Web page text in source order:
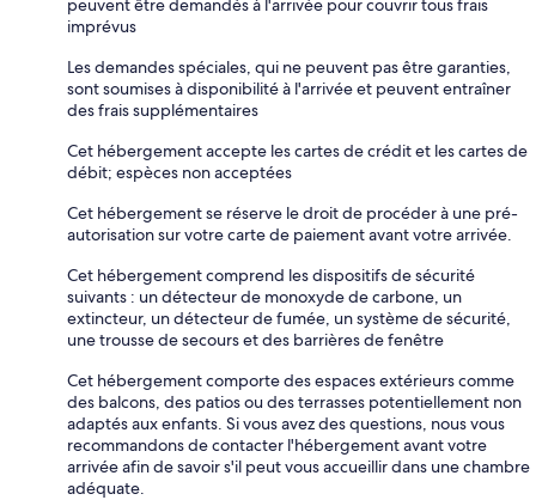
peuvent être demandés à l'arrivée pour couvrir tous frais
imprévus
Les demandes spéciales, qui ne peuvent pas être garanties,
sont soumises à disponibilité à l'arrivée et peuvent entraîner
des frais supplémentaires
Cet hébergement accepte les cartes de crédit et les cartes de
débit; espèces non acceptées
Cet hébergement se réserve le droit de procéder à une pré-
autorisation sur votre carte de paiement avant votre arrivée.
Cet hébergement comprend les dispositifs de sécurité
suivants : un détecteur de monoxyde de carbone, un
extincteur, un détecteur de fumée, un système de sécurité,
une trousse de secours et des barrières de fenêtre
Cet hébergement comporte des espaces extérieurs comme
des balcons, des patios ou des terrasses potentiellement non
adaptés aux enfants. Si vous avez des questions, nous vous
recommandons de contacter l'hébergement avant votre
arrivée afin de savoir s'il peut vous accueillir dans une chambre
adéquate.